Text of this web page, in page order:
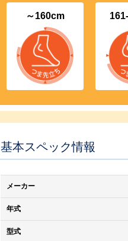
～160cm
基本スペック情報
メーカー
年式
型式